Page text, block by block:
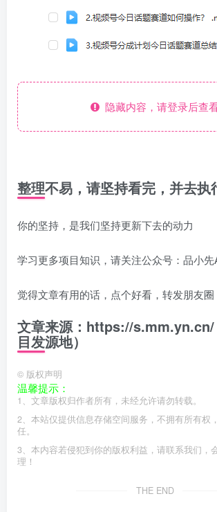
隐藏内容，请登录后查
整理不易，请坚持看完，并去执
你的坚持，是我们坚持更新下去的动力
学习更多项目知识，请关注公众号：品小先
觉得文章有用的话，点个好看，转发朋友圈
文章来源：https://s.mm.yn.cn/
目发源地）
© 版权声明
温馨提示：
1、文章版权归作者所有，未经允许请勿转载。
2、本站仅提供信息存储空间服务，不拥有所有权
任。
3、本内容若侵犯到你的版权利益，请联系我们，
理！
THE END